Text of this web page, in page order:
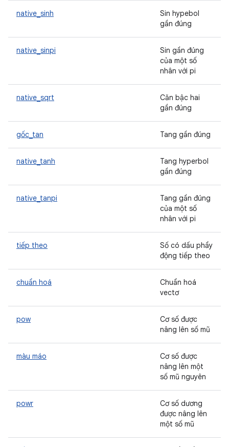
native_sinh
Sin hypebol
gần đúng
native_sinpi
Sin gần đúng
của một số
nhân với pi
native_sqrt
Căn bậc hai
gần đúng
gốc_tan Tang gần đúng
native_tanh
Tang hyperbol
gần đúng
native_tanpi
Tang gần đúng
của một số
nhân với pi
tiếp theo
Số có dấu phẩy
động tiếp theo
chuẩn hoá
Chuẩn hoá
vectơ
pow
Cơ số được
nâng lên số mũ
màu máo
Cơ số được
nâng lên một
số mũ nguyên
powr
Cơ số dương
được nâng lên
một số mũ